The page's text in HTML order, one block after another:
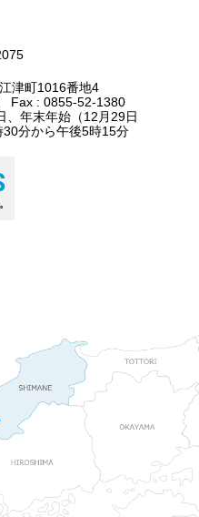
津町1016番地4
Fax : 0855-52-1380
、年末年始（12月29日
分から午後5時15分